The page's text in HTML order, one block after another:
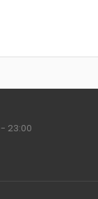
- 23:00